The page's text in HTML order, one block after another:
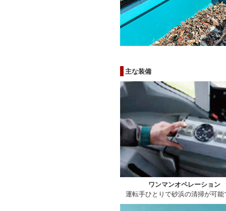
主な装備
ワンマンオペレーション
運転手ひとりで砂浜の清掃が可能